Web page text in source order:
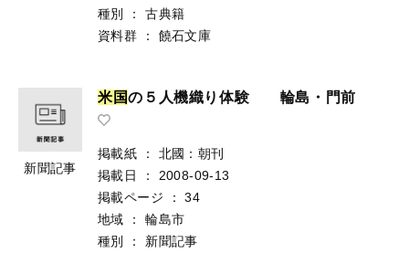
種別
：
古典籍
資料群
： 饒石文庫
新聞記事
米 国の５人機織り体験 輪島・門前
掲載紙 ：
北國：朝刊
掲載日
：
2008-09-13
掲載ページ
：
34
地域
：
輪島市
種別
： 新聞記事